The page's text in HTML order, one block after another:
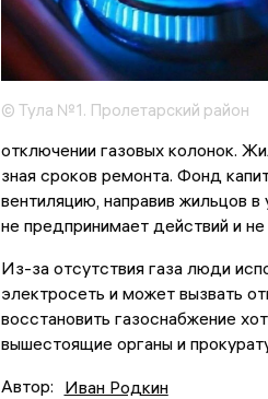
© Тула №1. Пролетарский район
отключении газовых колонок.
зная сроков ремонта. Фонд
вентиляцию, направив жильцов
не предпринимает действий и
Из-за отсутствия газа люди
электросеть и может вызвать
восстановить газоснабжение
вышестоящие органы и
Автор: Иван Родкин